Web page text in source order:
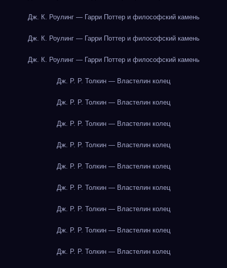
Дж. К. Роулинг — Гарри Поттер и философский камень
Дж. К. Роулинг — Гарри Поттер и философский камень
Дж. К. Роулинг — Гарри Поттер и философский камень
Дж. Р. Р. Толкин — Властелин колец
Дж. Р. Р. Толкин — Властелин колец
Дж. Р. Р. Толкин — Властелин колец
Дж. Р. Р. Толкин — Властелин колец
Дж. Р. Р. Толкин — Властелин колец
Дж. Р. Р. Толкин — Властелин колец
Дж. Р. Р. Толкин — Властелин колец
Дж. Р. Р. Толкин — Властелин колец
Дж. Р. Р. Толкин — Властелин колец